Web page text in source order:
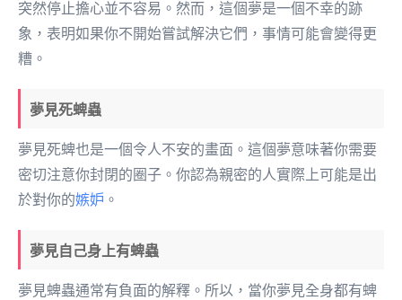
突然停止擔心並不容易。然而，這個夢是一個不幸的跡
象，表明如果你不開始嘗試解決它們，事情可能會變得更
糟。
夢見死蜱蟲
夢見死蜱也是一個令人不安的畫面。這個夢意味著你需要
密切注意你封閉的圈子。你認為親密的人實際上可能是出
於對你的嫉妒 。
夢見自己身上有蜱蟲
夢見蜱蟲通常有負面的解釋。所以，當你夢見全身都有蜱